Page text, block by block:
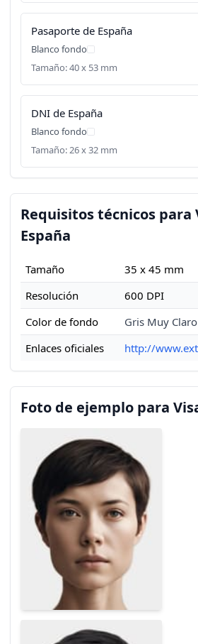
Pasaporte de España
Blanco fondo
Tamaño: 40 x 53 mm
DNI de España
Blanco fondo
Tamaño: 26 x 32 mm
Requisitos técnicos para
España
Tamaño
35 x 45 mm
Resolución
600 DPI
Color de fondo
Gris Muy
Enlaces oficiales
http://
Foto de ejemplo para